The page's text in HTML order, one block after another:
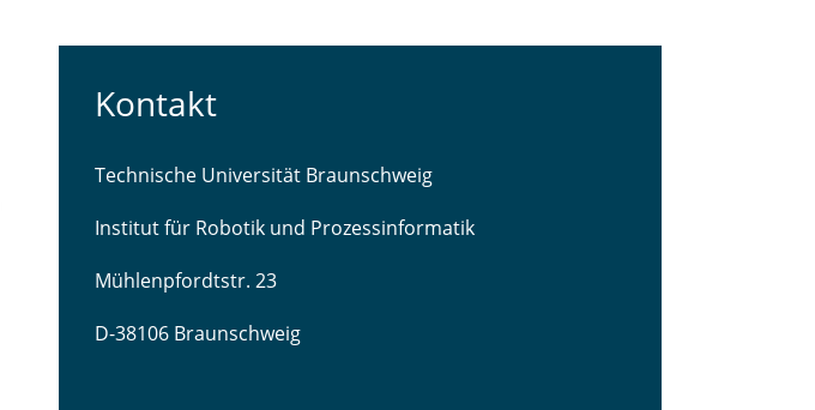
Kontakt
Technische Universität Braunschweig
Institut für Robotik und Prozessinformatik
Mühlenpfordtstr. 23
D-38106 Braunschweig